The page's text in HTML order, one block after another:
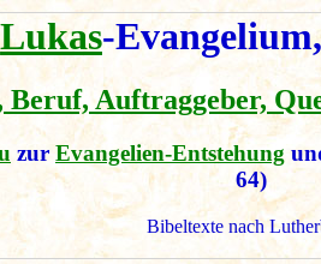
Lukas-
Beruf, Auftraggeber,
zur Evangelien-Entstehung
64)
Bibeltexte nach